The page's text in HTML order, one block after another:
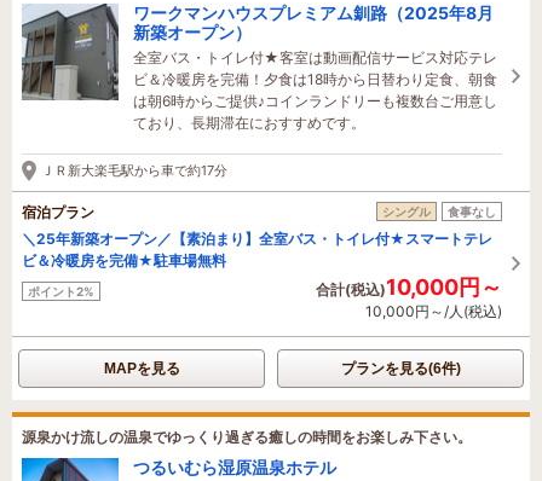
ワークマンハウスプレミアム釧路（2025年8月
新築オープン）
全室バス・トイレ付★客室は動画配信サービス対応テレ
ビ＆冷暖房を完備！夕食は18時から日替わり定食、朝食
は朝6時からご提供♪コインランドリーも複数台ご用意し
ており、長期滞在におすすめです。
ＪＲ新大楽毛駅から車で約17分
宿泊プラン シングル 食事なし
＼25年新築オープン／【素泊まり】全室バス・トイレ付★スマートテレ
ビ＆冷暖房を完備★駐車場無料
ポイント2% 合計(税込)10,000円～
10,000円～/人(税込)
MAPを見る プランを見る(6件)
源泉かけ流しの温泉でゆっくり過ぎる癒しの時間をお楽しみ下さい。
つるいむら湿原温泉ホテル